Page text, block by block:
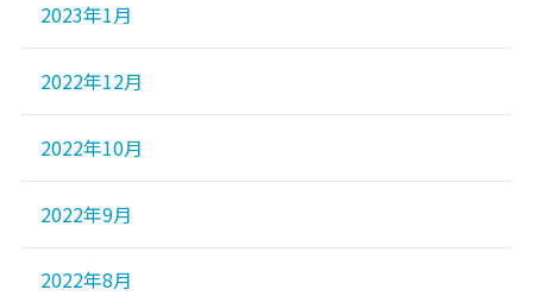
2023年1月
2022年12月
2022年10月
2022年9月
2022年8月